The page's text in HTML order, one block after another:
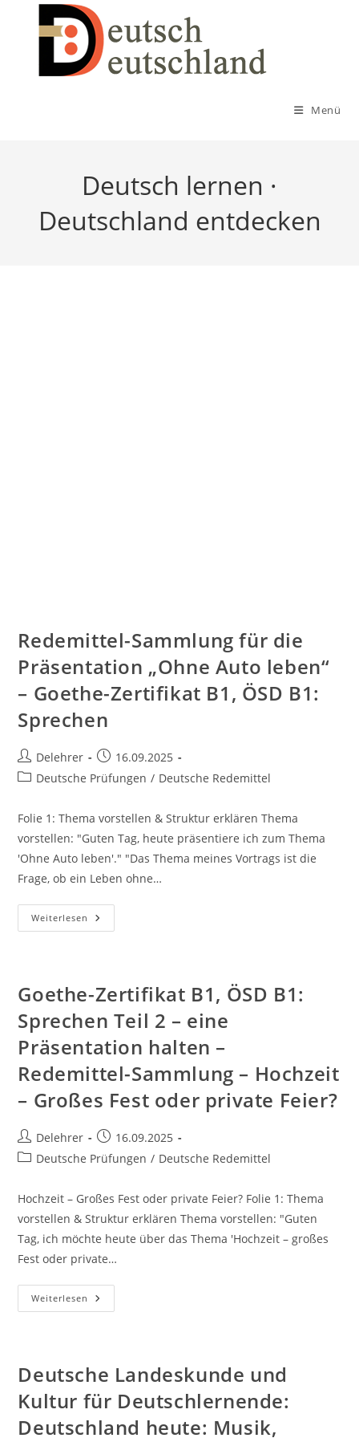
Menü
Deutsch lernen ·
Deutschland entdecken
Redemittel-Sammlung für die
Präsentation „Ohne Auto leben“
– Goethe-Zertifikat B1, ÖSD B1:
Sprechen
Beitrags-
Autor:
Delehrer
Beitrag
veröffentlicht:
16.09.2025
Beitrags-
Deutsche Prüfungen / Deutsche Redemittel
Folie 1: Thema vorstellen & Struktur erklären Thema
vorstellen: "Guten Tag, heute präsentiere ich zum Thema
'Ohne Auto leben'." "Das Thema meines Vortrags ist die
Frage, ob ein Leben ohne…
Weiterlesen Redemittel-
Sammlung
Auto
Leben“
Goethe-
Zertifikat
B1,
ÖSD
B1:
Sprechen
Goethe-Zertifikat B1, ÖSD B1:
Sprechen Teil 2 – eine
Präsentation halten –
Redemittel-Sammlung – Hochzeit
– Großes Fest oder private Feier?
Beitrags-
Autor:
Delehrer
Beitrag
veröffentlicht:
16.09.2025
Beitrags-
Deutsche Prüfungen / Deutsche Redemittel
Hochzeit – Großes Fest oder private Feier? Folie 1: Thema
vorstellen & Struktur erklären Thema vorstellen: "Guten
Tag, ich möchte heute über das Thema 'Hochzeit – großes
Fest oder private…
Weiterlesen Goethe-
Zertifikat
Teil
2
Eine
Präsentation
Halten
–
Deutsche Landeskunde und
Kultur für Deutschlernende:
Deutschland heute: Musik,